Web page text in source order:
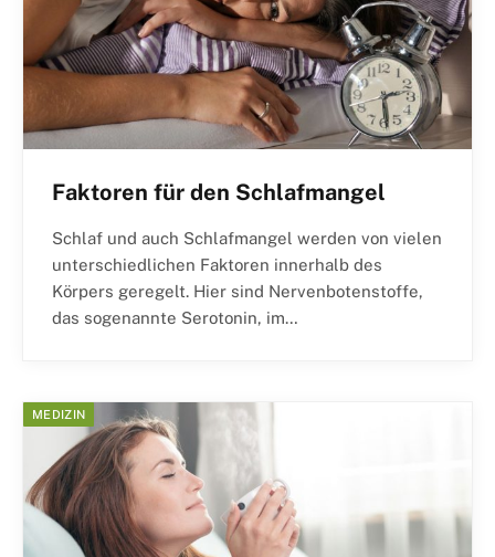
Faktoren für den Schlafmangel
Schlaf und auch Schlafmangel werden von vielen
unterschiedlichen Faktoren innerhalb des
Körpers geregelt. Hier sind Nervenbotenstoffe,
das sogenannte Serotonin, im…
MEDIZIN